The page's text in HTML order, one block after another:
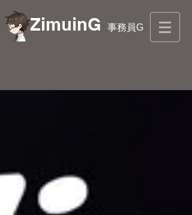
ZimuinG 事務員G